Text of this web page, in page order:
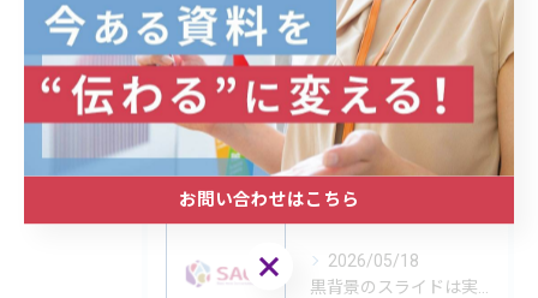
デザイン
最近の投稿
RECENT
POSTS
2026/05/18
お問い合わせはこちら
お問い合わせはこちら